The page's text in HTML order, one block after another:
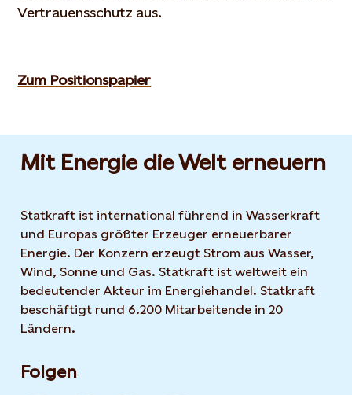
Vertrauensschutz aus.
Zum Positionspapier
Mit Energie die Welt erneuern
Statkraft ist international führend in Wasserkraft
und Europas größter Erzeuger erneuerbarer
Energie. Der Konzern erzeugt Strom aus Wasser,
Wind, Sonne und Gas. Statkraft ist weltweit ein
bedeutender Akteur im Energiehandel. Statkraft
beschäftigt rund 6.200 Mitarbeitende in 20
Ländern.
Folgen